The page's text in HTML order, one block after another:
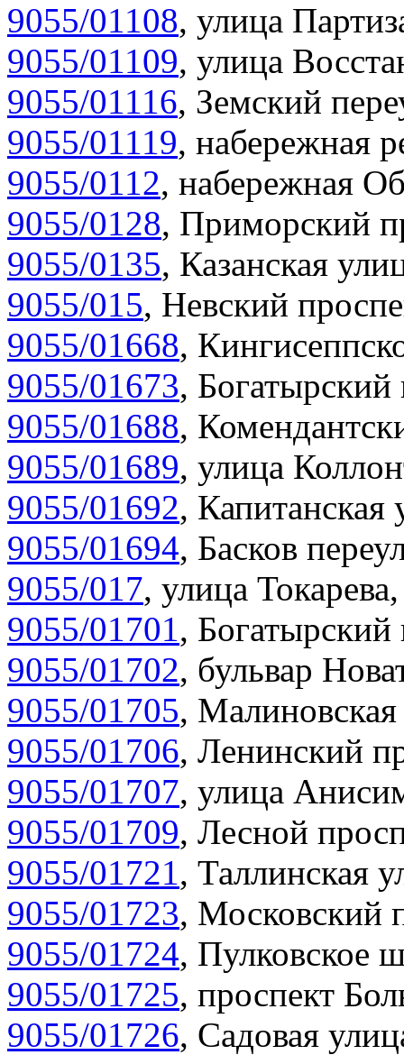
9055/01108, улица
9055/01109, улица
9055/01116, Земский
9055/01119, набережная
9055/0112, набережная
9055/0128, Приморский
9055/0135, Казанская
9055/015, Невский
9055/01668,
9055/01673, Богатырский
9055/01688,
9055/01689, улица
9055/01692, Капитанская
9055/01694, Басков
9055/017, улица
9055/01701, Богатырский
9055/01702, бульвар
9055/01705,
9055/01706, Ленинский
9055/01707, улица
9055/01709, Лесной
9055/01721, Таллинская
9055/01723, Московский
9055/01724, Пулковское
9055/01725, проспект
9055/01726, Садовая